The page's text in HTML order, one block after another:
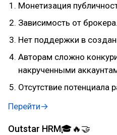
Монетизация
Зависимость от брокера.
Нет поддержки в
Авторам сложно
накрученными
Отсутствие потенциала
Перейти→
Outstar HRM🎓🔥🤝